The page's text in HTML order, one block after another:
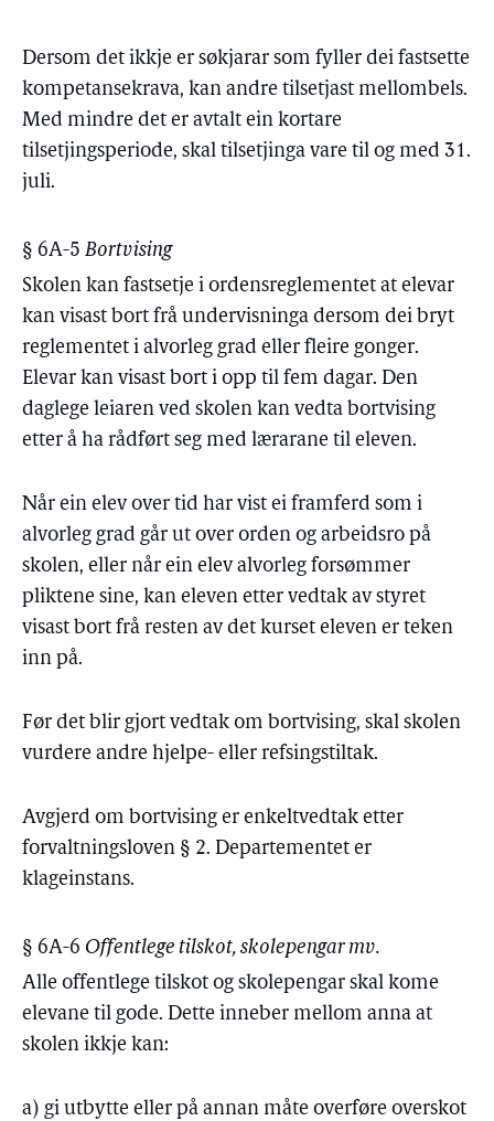
Dersom det ikkje er søkjarar som fyller dei fastsette
kompetansekrava, kan andre tilsetjast mellombels.
Med mindre det er avtalt ein kortare
tilsetjingsperiode, skal tilsetjinga vare til og med 31.
juli.
§ 6A-5 Bortvising
Skolen kan fastsetje i ordensreglementet at elevar
kan visast bort frå undervisninga dersom dei bryt
reglementet i alvorleg grad eller fleire gonger.
Elevar kan visast bort i opp til fem dagar. Den
daglege leiaren ved skolen kan vedta bortvising
etter å ha rådført seg med lærarane til eleven.
Når ein elev over tid har vist ei framferd som i
alvorleg grad går ut over orden og arbeidsro på
skolen, eller når ein elev alvorleg forsømmer
pliktene sine, kan eleven etter vedtak av styret
visast bort frå resten av det kurset eleven er teken
inn på.
Før det blir gjort vedtak om bortvising, skal skolen
vurdere andre hjelpe- eller refsingstiltak.
Avgjerd om bortvising er enkeltvedtak etter
forvaltningsloven § 2. Departementet er
klageinstans.
§ 6A-6 Offentlege tilskot, skolepengar mv.
Alle offentlege tilskot og skolepengar skal kome
elevane til gode. Dette inneber mellom anna at
skolen ikkje kan:
a) gi utbytte eller på annan måte overføre overskot